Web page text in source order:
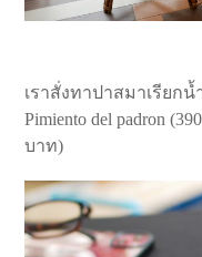
เราสั่งทาปาสมาเรียกน้
Pimiento del padron
บาท)